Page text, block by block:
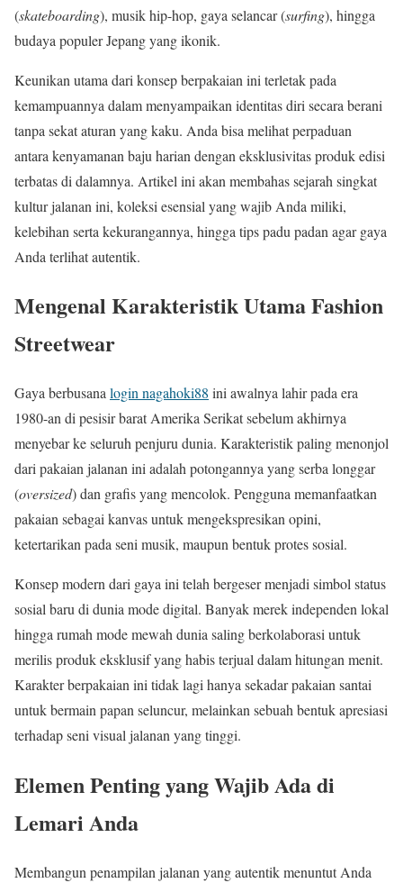
(skateboarding), musik hip-hop, gaya selancar (surfing), hingga
budaya populer Jepang yang ikonik.
Keunikan utama dari konsep berpakaian ini terletak pada
kemampuannya dalam menyampaikan identitas diri secara berani
tanpa sekat aturan yang kaku. Anda bisa melihat perpaduan
antara kenyamanan baju harian dengan eksklusivitas produk edisi
terbatas di dalamnya. Artikel ini akan membahas sejarah singkat
kultur jalanan ini, koleksi esensial yang wajib Anda miliki,
kelebihan serta kekurangannya, hingga tips padu padan agar gaya
Anda terlihat autentik.
Mengenal Karakteristik Utama Fashion
Streetwear
Gaya berbusanalogin nagahoki88 ini awalnya lahir pada era
1980-an di pesisir barat Amerika Serikat sebelum akhirnya
menyebar ke seluruh penjuru dunia. Karakteristik paling menonjol
dari pakaian jalanan ini adalah potongannya yang serba longgar
(oversized) dan grafis yang mencolok. Pengguna memanfaatkan
pakaian sebagai kanvas untuk mengekspresikan opini,
ketertarikan pada seni musik, maupun bentuk protes sosial.
Konsep modern dari gaya ini telah bergeser menjadi simbol status
sosial baru di dunia mode digital. Banyak merek independen lokal
hingga rumah mode mewah dunia saling berkolaborasi untuk
merilis produk eksklusif yang habis terjual dalam hitungan menit.
Karakter berpakaian ini tidak lagi hanya sekadar pakaian santai
untuk bermain papan seluncur, melainkan sebuah bentuk apresiasi
terhadap seni visual jalanan yang tinggi.
Elemen Penting yang Wajib Ada di
Lemari Anda
Membangun penampilan jalanan yang autentik menuntut Anda